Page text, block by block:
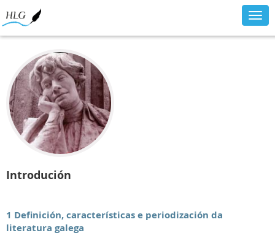
Introdución
1 Definición, características e periodización da
literatura galega